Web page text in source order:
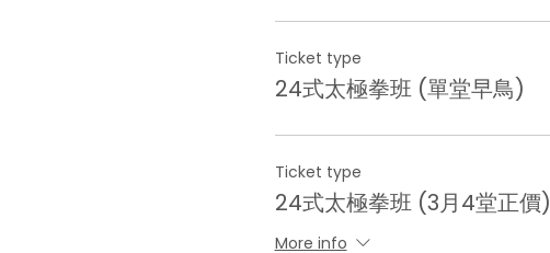
Ticket type
24式太極拳班 (單堂早鳥)
Ticket type
24式太極拳班 (3月4堂正價)
More info